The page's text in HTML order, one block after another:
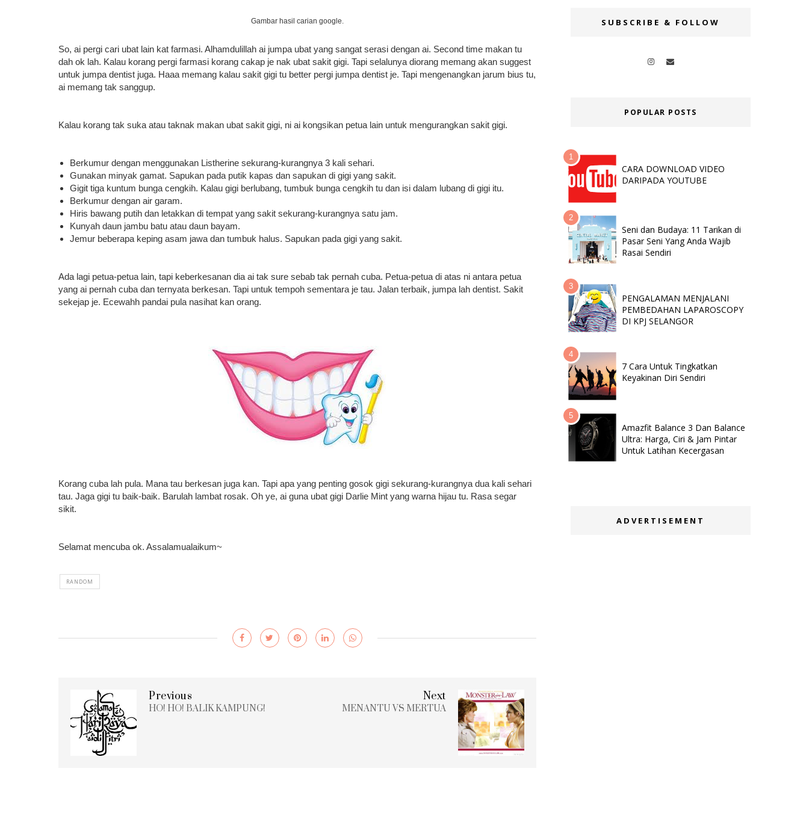
Gambar hasil carian google.
So, ai pergi cari ubat lain kat farmasi. Alhamdulillah ai jumpa ubat yang sangat serasi dengan ai. Second time makan tu
dah ok lah. Kalau korang pergi farmasi korang cakap je nak ubat sakit gigi. Tapi selalunya diorang memang akan suggest
untuk jumpa dentist juga. Haaa memang kalau sakit gigi tu better pergi jumpa dentist je. Tapi mengenangkan jarum bius tu,
ai memang tak sanggup.
Kalau korang tak suka atau taknak makan ubat sakit gigi, ni ai kongsikan petua lain untuk mengurangkan sakit gigi.
Berkumur dengan menggunakan Listherine sekurang-kurangnya 3 kali sehari.
Gunakan minyak gamat. Sapukan pada putik kapas dan sapukan di gigi yang sakit.
Gigit tiga kuntum bunga cengkih. Kalau gigi berlubang, tumbuk bunga cengkih tu dan isi dalam lubang di gigi itu.
Berkumur dengan air garam.
Hiris bawang putih dan letakkan di tempat yang sakit sekurang-kurangnya satu jam.
Kunyah daun jambu batu atau daun bayam.
Jemur beberapa keping asam jawa dan tumbuk halus. Sapukan pada gigi yang sakit.
Ada lagi petua-petua lain, tapi keberkesanan dia ai tak sure sebab tak pernah cuba. Petua-petua di atas ni antara petua
yang ai pernah cuba dan ternyata berkesan. Tapi untuk tempoh sementara je tau. Jalan terbaik, jumpa lah dentist. Sakit
sekejap je. Ecewahh pandai pula nasihat kan orang.
Korang cuba lah pula. Mana tau berkesan juga kan. Tapi apa yang penting gosok gigi sekurang-kurangnya dua kali sehari
tau. Jaga gigi tu baik-baik. Barulah lambat rosak. Oh ye, ai guna ubat gigi Darlie Mint yang warna hijau tu. Rasa segar
sikit.
Selamat mencuba ok. Assalamualaikum~
RANDOM
Next
MENANTU VS MERTUA
Previous
HO! HO! BALIK KAMPUNG!
SUBSCRIBE & FOLLOW
POPULAR POSTS
CARA DOWNLOAD VIDEO
DARIPADA YOUTUBE
Seni dan Budaya: 11 Tarikan di
Pasar Seni Yang Anda Wajib
Rasai Sendiri
PENGALAMAN MENJALANI
PEMBEDAHAN LAPAROSCOPY
DI KPJ SELANGOR
7 Cara Untuk Tingkatkan
Keyakinan Diri Sendiri
Amazfit Balance 3 Dan Balance
Ultra: Harga, Ciri & Jam Pintar
Untuk Latihan Kecergasan
ADVERTISEMENT